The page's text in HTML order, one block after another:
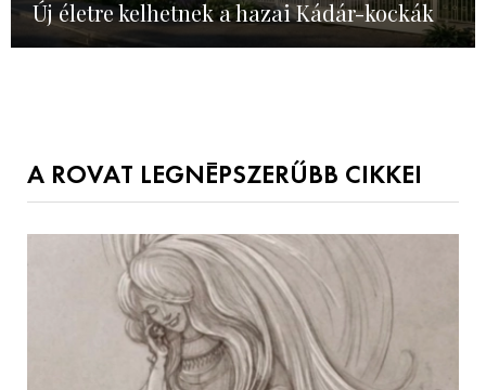
Új életre kelhetnek a hazai Kádár-kockák
A ROVAT LEGNÉPSZERŰBB CIKKEI